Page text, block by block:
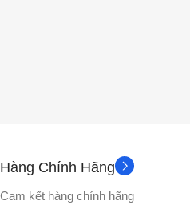
Hàng Chính Hãng
Cam kết hàng chính hãng